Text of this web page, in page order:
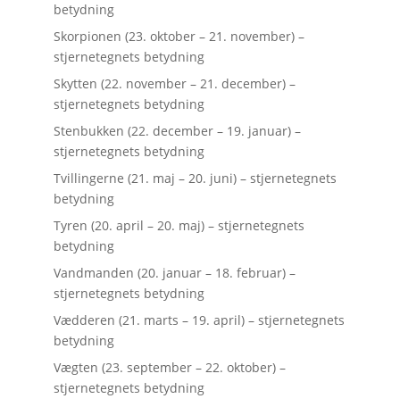
betydning
Skorpionen (23. oktober – 21. november) –
stjernetegnets betydning
Skytten (22. november – 21. december) –
stjernetegnets betydning
Stenbukken (22. december – 19. januar) –
stjernetegnets betydning
Tvillingerne (21. maj – 20. juni) – stjernetegnets
betydning
Tyren (20. april – 20. maj) – stjernetegnets
betydning
Vandmanden (20. januar – 18. februar) –
stjernetegnets betydning
Vædderen (21. marts – 19. april) – stjernetegnets
betydning
Vægten (23. september – 22. oktober) –
stjernetegnets betydning